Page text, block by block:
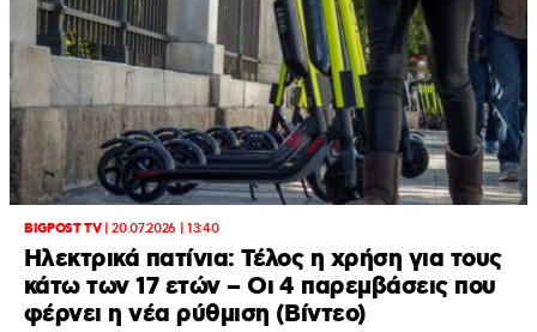
BIGPOST TV|20.07.2026 | 13:40
Ηλεκτρικά πατίνια: Τέλος η χρήση για τους
κάτω των 17 ετών – Οι 4 παρεμβάσεις που
φέρνει η νέα ρύθμιση (Βίντεο)